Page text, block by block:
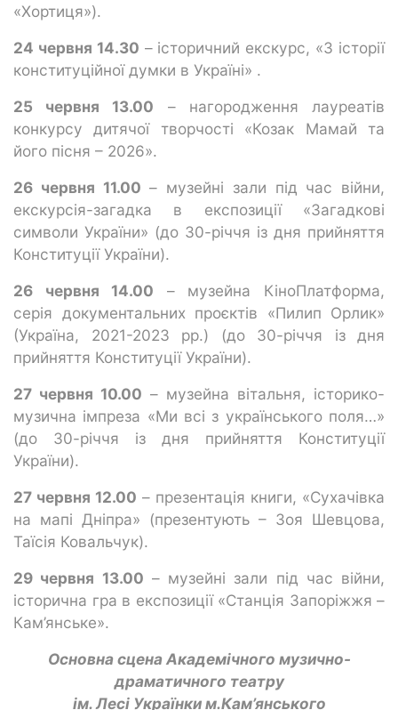
«Хортиця»).
24 червня 14.30 – історичний екскурс, «З історії
конституційної думки в Україні» .
25 червня 13.00 – нагородження лауреатів
конкурсу дитячої творчості «Козак Мамай та
його пісня – 2026».
26 червня 11.00 – музейні зали під час війни,
екскурсія-загадка в експозиції «Загадкові
символи України» (до 30-річчя із дня прийняття
Конституції України).
26 червня 14.00 – музейна КіноПлатформа,
серія документальних проєктів «Пилип Орлик»
(Україна, 2021-2023 рр.) (до 30-річчя із дня
прийняття Конституції України).
27 червня 10.00 – музейна вітальня, історико-
музична імпреза «Ми всі з українського поля…»
(до 30-річчя із дня прийняття Конституції
України).
27 червня 12.00 – презентація книги, «Сухачівка
на мапі Дніпра» (презентують – Зоя Шевцова,
Таїсія Ковальчук).
29 червня 13.00 – музейні зали під час війни,
історична гра в експозиції «Станція Запоріжжя –
Кам’янське».
Основна сцена Академічного музично-
драматичного театру
ім. Лесі Українки м.Кам’янського